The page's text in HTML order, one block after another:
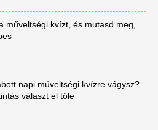
műveltségi kvízt, és mutasd meg,
napi műveltségi kvízre vágysz?
választ el tőle